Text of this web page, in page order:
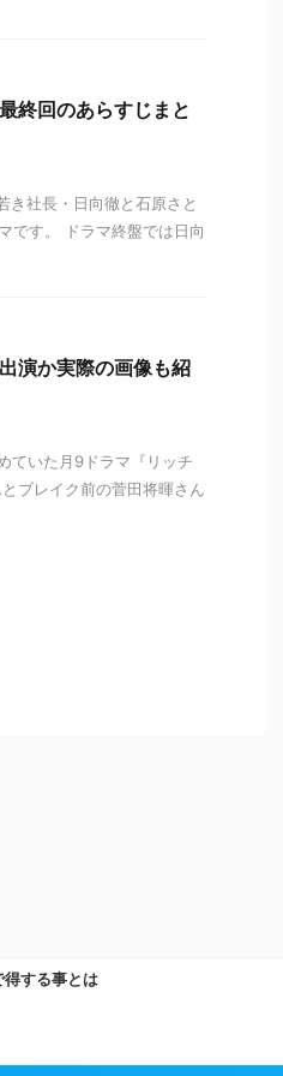
終回のあらすじまと
き社長・日向徹と石原さと
です。 ドラマ終盤では日向
演か実際の画像も紹
ていた月9ドラマ『リッチ
ブレイク前の菅田将暉さん